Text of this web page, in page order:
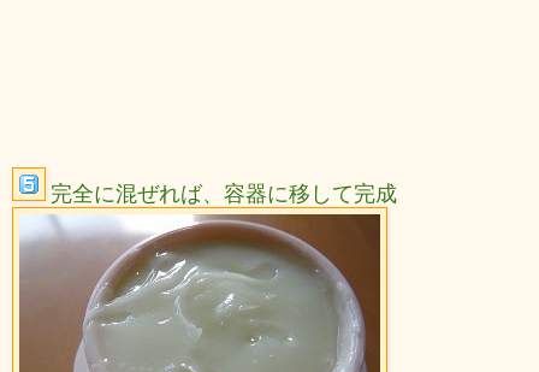
完全に混ぜれば、容器に移して完成